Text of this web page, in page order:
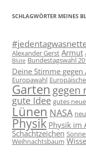
SCHLAGWÖRTER MEINES
Alexander Gerst Armut
Blüte Bundestagswahl
Deine Stimme
Europawahl
Garten gegen
gute Idee gutes
Lünen NASA
Physik Physik im
Schachtzeichen
Weihnachtsbaum